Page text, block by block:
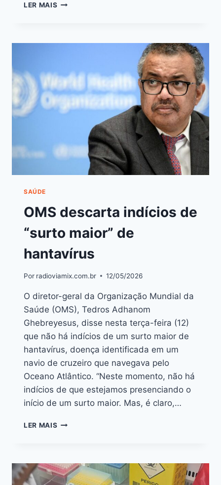
LER MAIS
SAÚDE
OMS descarta indícios de
“surto maior” de
hantavírus
Por radioviamix.com.br 12/05/2026
O diretor-geral da Organização Mundial da
Saúde (OMS), Tedros Adhanom
Ghebreyesus, disse nesta terça-feira (12)
que não há indícios de um surto maior de
hantavírus, doença identificada em um
navio de cruzeiro que navegava pelo
Oceano Atlântico. “Neste momento, não há
indícios de que estejamos presenciando o
início de um surto maior. Mas, é claro,…
LER MAIS